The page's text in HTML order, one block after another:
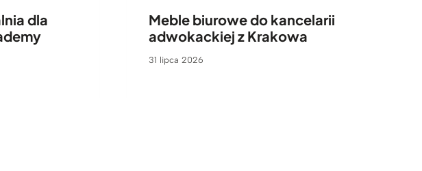
dla
Meble biurowe do kancelarii
adwokackiej z Krakowa
31 lipca 2026